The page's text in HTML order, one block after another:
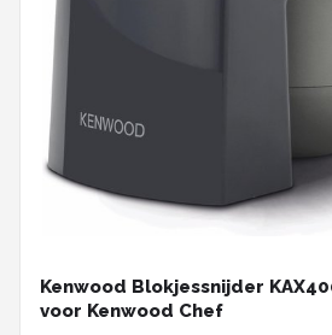
Kenwood Blokjessnijder
voor Kenwood Chef